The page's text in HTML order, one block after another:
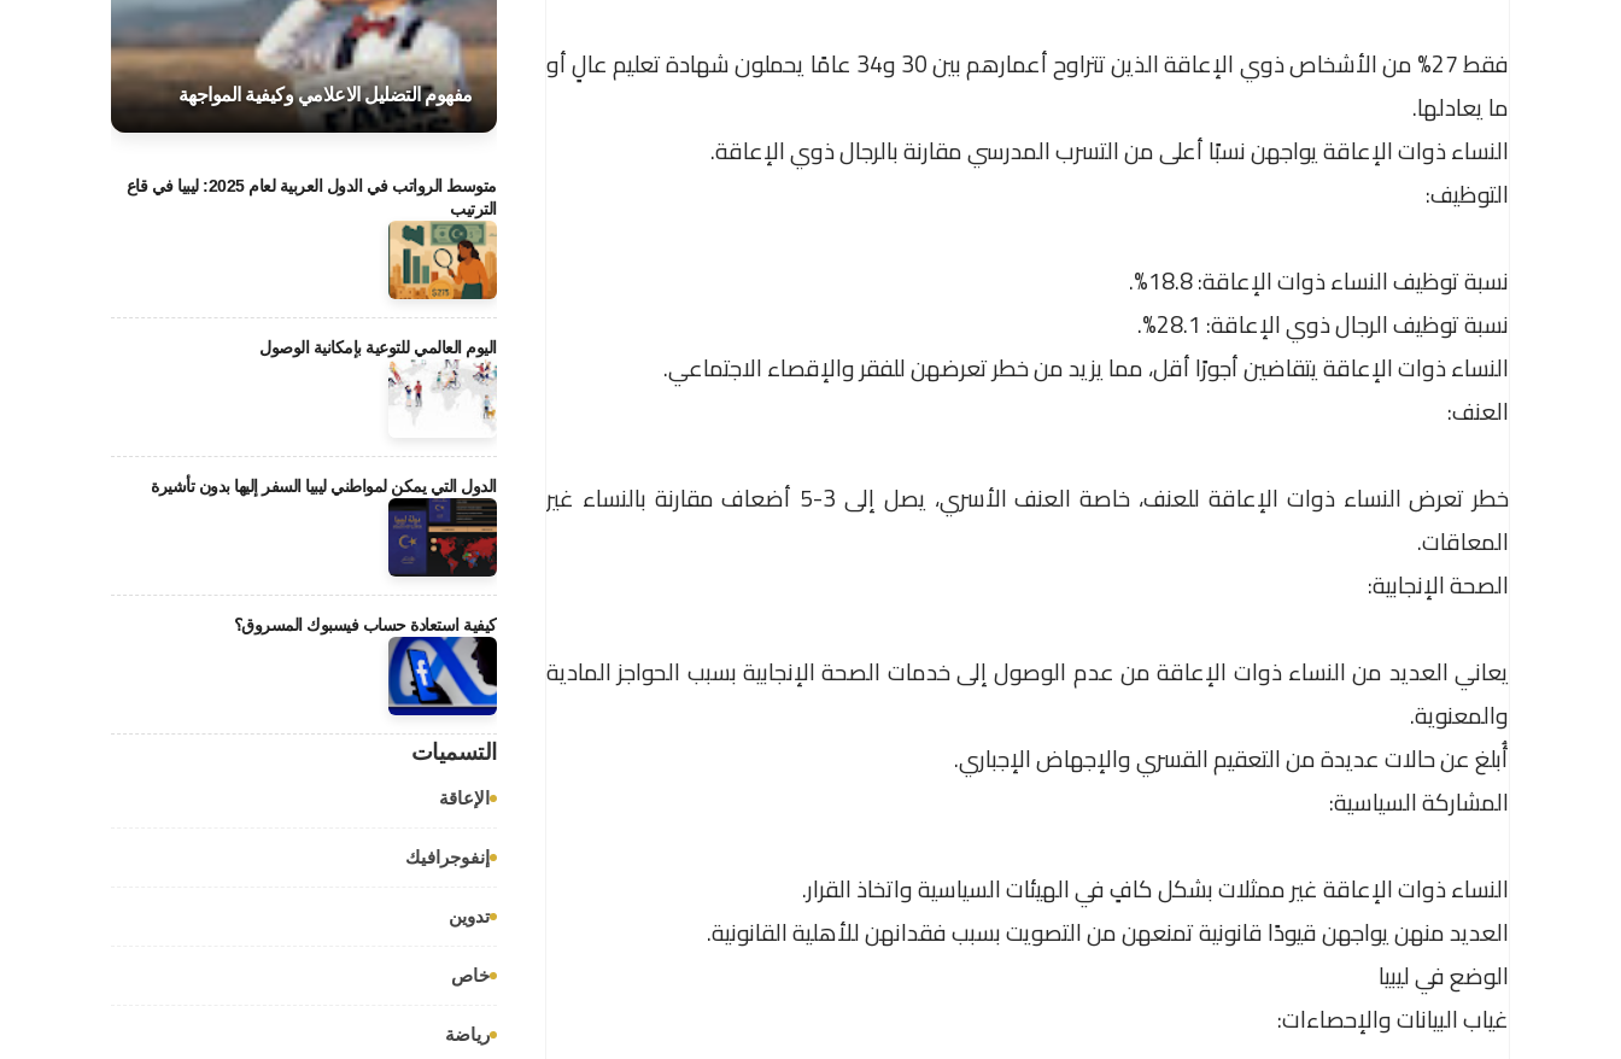
فقط 27% من الأشخاص ذوي الإعاقة الذين تتراوح أعمارهم بين 30 و34 عامًا يحملون شهادة تعليم عالٍ أو
ما يعادلها.
النساء ذوات الإعاقة يواجهن نسبًا أعلى من التسرب المدرسي مقارنة بالرجال ذوي الإعاقة.
التوظيف:
نسبة توظيف النساء ذوات الإعاقة: 18.8%.
نسبة توظيف الرجال ذوي الإعاقة: 28.1%.
النساء ذوات الإعاقة يتقاضين أجورًا أقل، مما يزيد من خطر تعرضهن للفقر والإقصاء الاجتماعي.
العنف:
خطر تعرض النساء ذوات الإعاقة للعنف، خاصة العنف الأسري، يصل إلى 3-5 أضعاف مقارنة بالنساء غير
المعاقات.
الصحة الإنجابية:
يعاني العديد من النساء ذوات الإعاقة من عدم الوصول إلى خدمات الصحة الإنجابية بسبب الحواجز المادية
والمعنوية.
أُبلغ عن حالات عديدة من التعقيم القسري والإجهاض الإجباري.
المشاركة السياسية:
النساء ذوات الإعاقة غير ممثلات بشكل كافٍ في الهيئات السياسية واتخاذ القرار.
العديد منهن يواجهن قيودًا قانونية تمنعهن من التصويت بسبب فقدانهن للأهلية القانونية.
الوضع في ليبيا
غياب البيانات والإحصاءات:
مفهوم التضليل الاعلامي وكيفية المواجهة
متوسط الرواتب في الدول العربية لعام 2025: ليبيا في قاع
الترتيب
اليوم العالمي للتوعية بإمكانية الوصول
الدول التي يمكن لمواطني ليبيا السفر إليها بدون تأشيرة
كيفية استعادة حساب فيسبوك المسروق؟
التسميات
الإعاقة
إنفوجرافيك
تدوين
خاص
رياضة